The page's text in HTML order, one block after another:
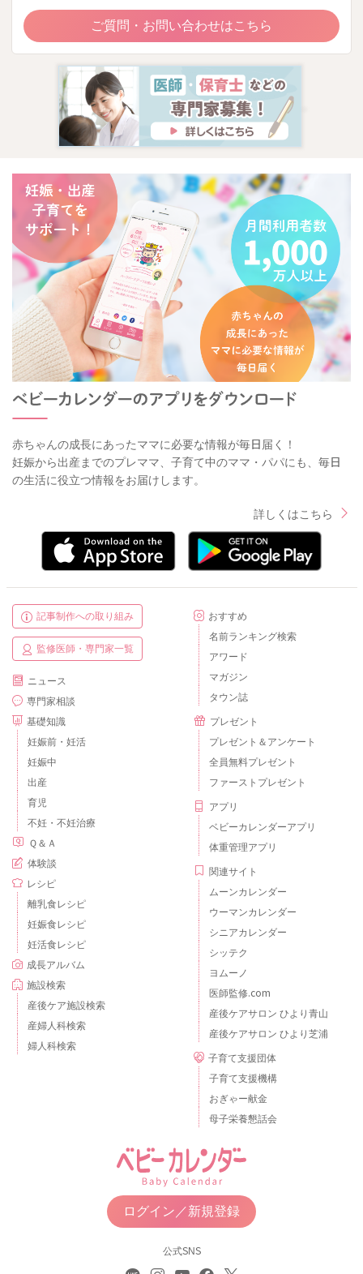
ご質問・お問い合わせはこちら
赤ちゃんの成長にあったママに必要な情報が毎日届く！
妊娠から出産までのプレママ、子育て中のママ・パパにも、毎日
の生活に役立つ情報をお届けします。
詳しくはこちら
記事制作への取り組み
監修医師・専門家一覧
ニュース
専門家相談
基礎知識
妊娠前・妊活
妊娠中
出産
育児
不妊・不妊治療
Ｑ＆Ａ
体験談
レシピ
離乳食レシピ
妊娠食レシピ
妊活食レシピ
成長アルバム
施設検索
産後ケア施設検索
産婦人科検索
婦人科検索
おすすめ
名前ランキング検索
アワード
マガジン
タウン誌
プレゼント
プレゼント＆アンケート
全員無料プレゼント
ファーストプレゼント
アプリ
ベビーカレンダーアプリ
体重管理アプリ
関連サイト
ムーンカレンダー
ウーマンカレンダー
シニアカレンダー
シッテク
ヨムーノ
医師監修.com
産後ケアサロン ひより青山
産後ケアサロン ひより芝浦
子育て支援団体
子育て支援機構
おぎゃー献金
母子栄養懇話会
ログイン／新規登録
公式SNS